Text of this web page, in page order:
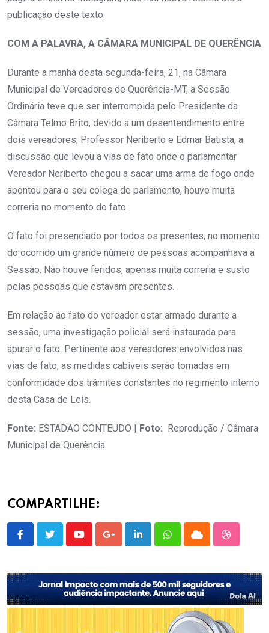
publicação deste texto.
COM A PALAVRA, A CÂMARA MUNICIPAL DE QUERÊNCIA
Durante a manhã desta segunda-feira, 21, na Câmara
Municipal de Vereadores de Querência-MT, a Sessão
Ordinária teve que ser interrompida pelo Presidente da
Câmara Telmo Brito, devido a um desentendimento entre
dois vereadores, Professor Neriberto e Edmar Batista, a
discussão que levou a vias de fato onde o parlamentar
Vereador Neriberto chegou a sacar uma arma de fogo onde
apontou para o seu colega de parlamento, houve muita
correria no momento do fato.
O fato foi presenciado por todos os presentes, no momento
do ocorrido um grande número de pessoas acompanhava a
Sessão. Não houve feridos, apenas muita correria e susto
pelas pessoas que estavam presentes.
Em relação ao fato do vereador estar armado durante a
sessão, uma investigação policial será instaurada para
apurar o fato. Pertinente aos vereadores envolvidos nas
vias de fato, as medidas cabíveis serão tomadas em
conformidade dos trâmites constantes no regimento interno
desta Casa de Leis.
Fonte: ESTADAO CONTEUDO | Foto: Reprodução / Câmara
Municipal de Querência
COMPARTILHE:
YoutubeGoogle+LinkedInWhatsappCloud